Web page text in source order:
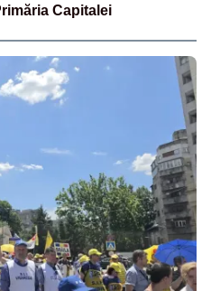
Capitalei